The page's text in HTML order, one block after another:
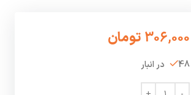
306,000 تومان
48 در انبار